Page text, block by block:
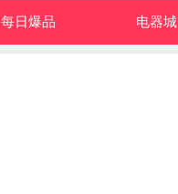
每日爆品 电器城